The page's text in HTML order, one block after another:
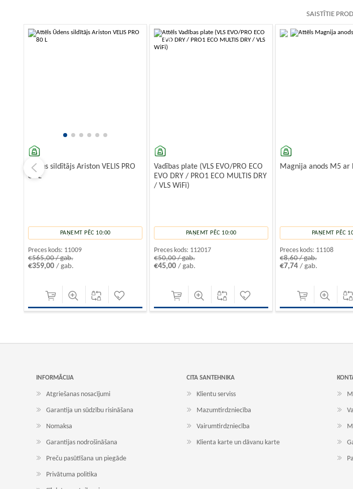
SAISTĪTIE
Ūdens sildītājs Ariston VELIS PRO
80 L
PAŅEMT PĒC 10:00
Preces kods: 11009
€565,00 / gab.
€359,00 / gab.
-10%
Vadības plate (VLS EVO/PRO ECO
EVO DRY / PRO1 ECO MULTIS DRY
/ VLS WiFi)
PAŅEMT PĒC 10:00
Preces kods: 112017
€50,00 / gab.
€45,00 / gab.
Magnija anods M5 ar
PAŅEMT PĒC
Preces kods: 11108
€8,60 / gab.
€7,74 / gab.
INFORMĀCIJA
Atgriešanas nosacījumi
Garantija un sūdzību risināšana
Nomaksa
Garantijas nodrošināšana
Preču pasūtīšana un piegāde
Privātuma politika
CITA SANTEHNIKA
Klientu serviss
Mazumtirdzniecība
Vairumtirdzniecība
Klienta karte un dāvanu karte